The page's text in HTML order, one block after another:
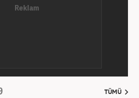
olguları savunmak, temiz bilgi
TÜMÜ